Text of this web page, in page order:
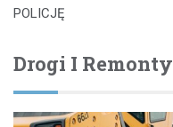
POLICJĘ
Drogi I Remonty